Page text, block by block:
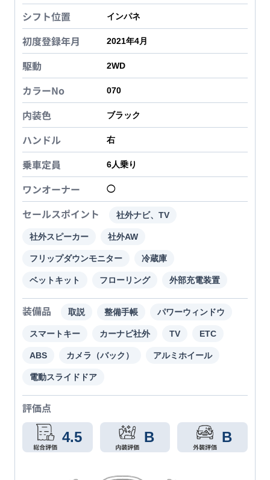
シフト位置 インパネ
初度登録年月 2021年4月
駆動 2WD
カラーNo 070
内装色 ブラック
ハンドル 右
乗車定員 6人乗り
ワンオーナー ◯
セールスポイント 社外ナビ、TV
社外スピーカー 社外AW
フリップダウンモニター 冷蔵庫
ベットキット フローリング 外部充電装置
装備品 取説 整備手帳 パワーウィンドウ
スマートキー カーナビ社外 TV ETC
ABS カメラ（バック） アルミホイール
電動スライドドア
評価点
4.5 B B